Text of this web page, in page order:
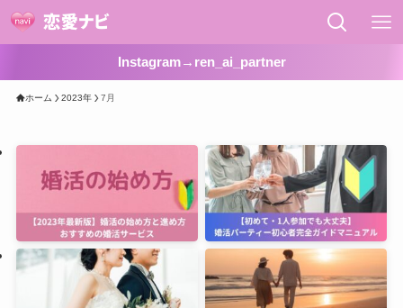
Instagram→ren_ai_partner
ホーム 2023年 7月